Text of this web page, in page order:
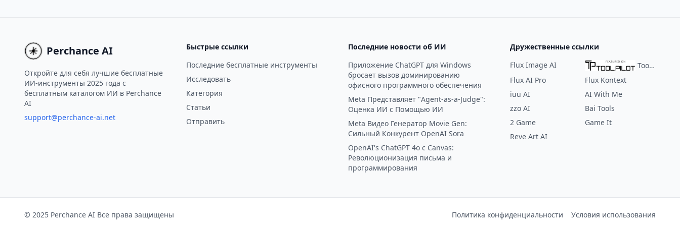
Perchance AI
Откройте для себя лучшие бесплатные
ИИ-инструменты 2025 года с
бесплатным каталогом ИИ в Perchance
AI
support@perchance-ai.net
Быстрые ссылки
Последние бесплатные инструменты
Исследовать
Категория
Статьи
Отправить
Последние новости об ИИ
Приложение ChatGPT для Windows
бросает вызов доминированию
офисного программного обеспечения
Meta Представляет "Agent-as-a-Judge":
Оценка ИИ с Помощью ИИ
Meta Видео Генератор Movie Gen:
Сильный Конкурент OpenAI Sora
OpenAI's ChatGPT 4o с Canvas:
Революционизация письма и
программирования
Дружественные ссылки
Flux Image AI
ToolPilot
Flux AI Pro
Flux Kontext
iuu AI
AI With Me
zzo AI
Bai Tools
2 Game
Game It
Reve Art AI
© 2025 Perchance AI Все права защищены Политика конфиденциальности Условия использования